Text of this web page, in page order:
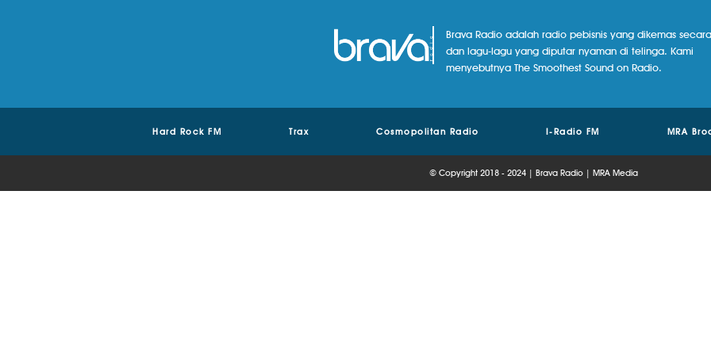
Brava Radio adalah radio pebisnis yang dikemas
dan lagu-lagu yang diputar nyaman di telinga. Kami
menyebutnya The Smoothest Sound on Radio.
Hard Rock FM Trax Cosmopolitan Radio I-Radio FM MRA
© Copyright 2018 - 2024 | Brava Radio | MRA Media